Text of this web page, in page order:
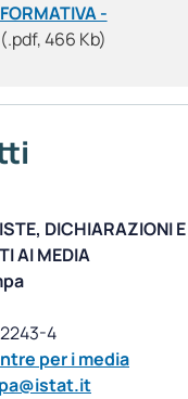
-
(.pdf, 466 Kb)
DICHIARAZIONI E
AI MEDIA
per i media